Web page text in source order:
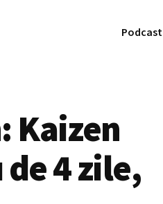
Podcast
Kaizen
4 zile,